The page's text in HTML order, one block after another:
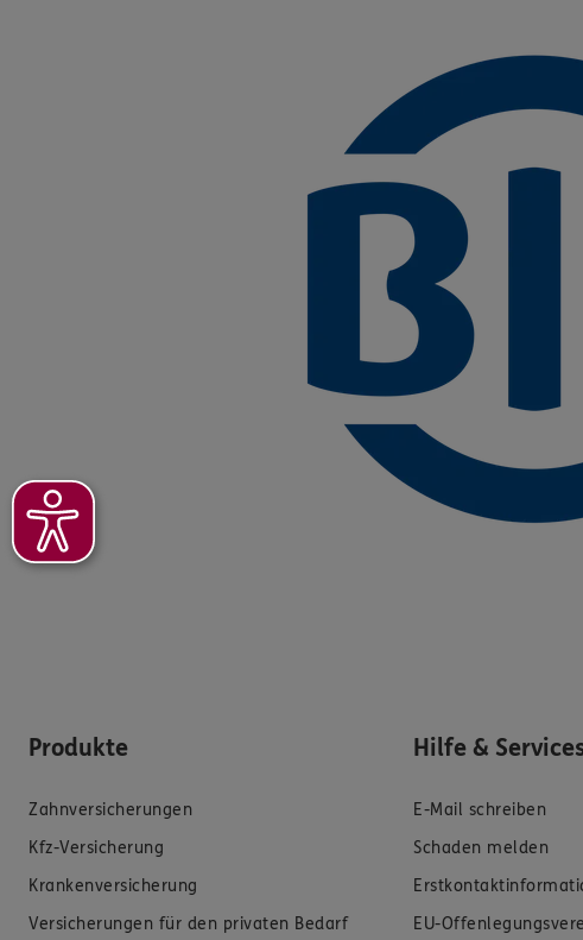
Produkte
Zahnversicherungen
Kfz-Versicherung
Krankenversicherung
Versicherungen für den privaten Bedarf
Hilfe &
E-Mail schreiben
Schaden melden
EU-